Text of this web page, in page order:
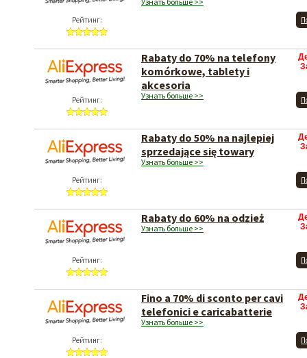
Рейтинг:
Рейтинг:
Rabaty do 70% na telefony
komórkowe, tablety i
akcesoria
Узнать больше >>
Рейтинг:
Rabaty do 50% na najlepiej
sprzedające się towary
Узнать больше >>
Рейтинг:
Rabaty do 60% na odzież
Узнать больше >>
Рейтинг:
Fino a 70% di sconto per cavi
telefonici e caricabatterie
Узнать больше >>